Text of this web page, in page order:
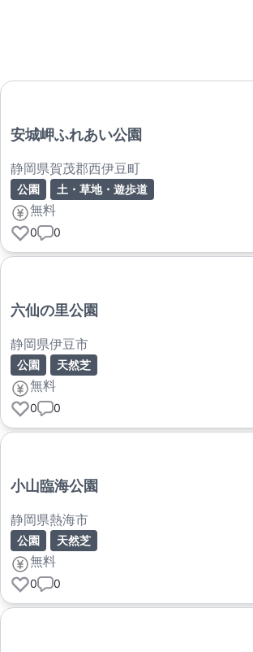
安城岬ふれあい公園
静岡県賀茂郡西伊豆町
公園 土・草地・遊歩道
無料
0 0
六仙の里公園
静岡県伊豆市
公園 天然芝
無料
0 0
小山臨海公園
静岡県熱海市
公園 天然芝
無料
0 0